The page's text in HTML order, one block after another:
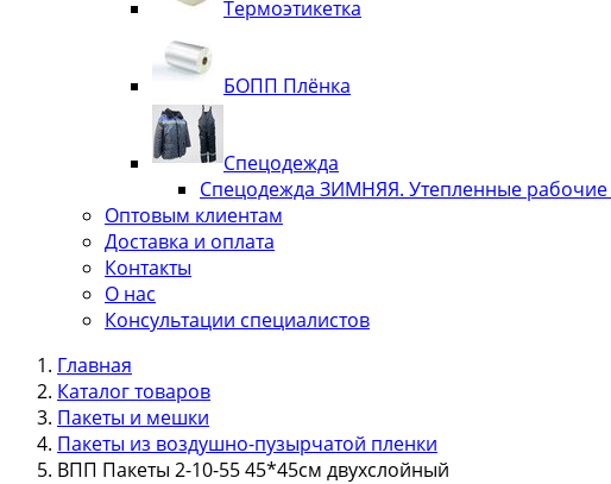
Термоэтикетка
БОПП Плёнка
Спецодежда
Спецодежда ЗИМНЯЯ. Утепленные
Оптовым клиентам
Доставка и оплата
Контакты
О нас
Консультации специалистов
Главная
Каталог товаров
Пакеты и мешки
Пакеты из воздушно-пузырчатой пленки
ВПП Пакеты 2-10-55 45*45см двухслойный